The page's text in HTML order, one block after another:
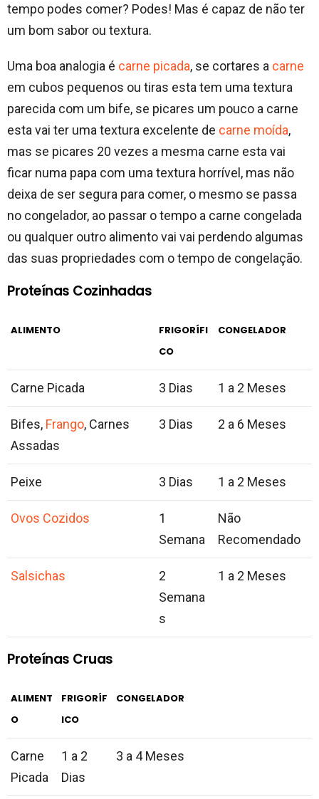
tempo podes comer? Podes! Mas é capaz de não ter
um bom sabor ou textura.
Uma boa analogia é carne picada, se cortares a carne
em cubos pequenos ou tiras esta tem uma textura
parecida com um bife, se picares um pouco a carne
esta vai ter uma textura excelente de carne moída,
mas se picares 20 vezes a mesma carne esta vai
ficar numa papa com uma textura horrível, mas não
deixa de ser segura para comer, o mesmo se passa
no congelador, ao passar o tempo a carne congelada
ou qualquer outro alimento vai vai perdendo algumas
das suas propriedades com o tempo de congelação.
Proteínas Cozinhadas
ALIMENTO
FRIGORÍFI
CO
CONGELADOR
Carne Picada 3 Dias 1 a 2 Meses
Bifes, Frango, Carnes
Assadas
3 Dias 2 a 6 Meses
Peixe 3 Dias 1 a 2 Meses
Ovos Cozidos
1
Semana
Não
Recomendado
Salsichas
2
Semana
s
1 a 2 Meses
Proteínas Cruas
ALIMENT
O
FRIGORÍF
ICO
CONGELADOR
Carne
Picada
1 a 2
Dias
3 a 4 Meses